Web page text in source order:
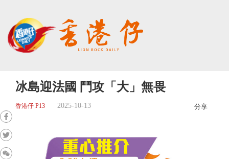
冰島迎法國 鬥攻「大」無畏
香港仔 P13 2025-10-13 分享